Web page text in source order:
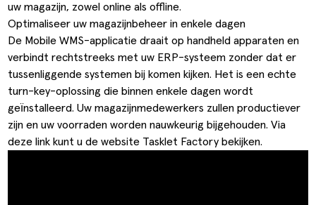
uw magazijn, zowel online als offline.
Optimaliseer uw magazijnbeheer in enkele dagen
De Mobile WMS-applicatie draait op handheld apparaten en
verbindt rechtstreeks met uw ERP-systeem zonder dat er
tussenliggende systemen bij komen kijken. Het is een echte
turn-key-oplossing die binnen enkele dagen wordt
geïnstalleerd. Uw magazijnmedewerkers zullen productiever
zijn en uw voorraden worden nauwkeurig bijgehouden. Via
deze link kunt u de website Tasklet Factory bekijken.